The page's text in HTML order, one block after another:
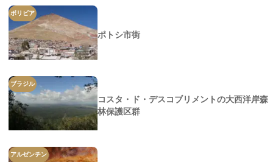
ボリビア
ポトシ市街
ブラジル
コスタ・ド・デスコブリメントの大西洋岸森
林保護区群
アルゼンチン